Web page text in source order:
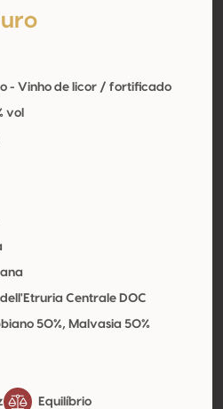
- Vinho de licor / fortificado
vol
Centrale DOC
50%, Malvasia 50%
Equilíbrio